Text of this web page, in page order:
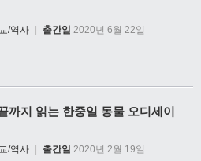
/역사 | 출간일 2020년 6월 22일
까지 읽는 한중일 동물 오디세이
/역사 출간일 2020년 2월 19일